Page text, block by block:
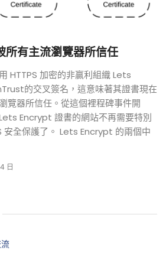
有主流瀏覽器所信任
HTTPS 加密的非贏利組織 Lets
的交叉簽名，這意味著其證書現在
覽器所信任。從這個裡程碑事件開
Encrypt 證書的網站不再需要特別
安全保護了。 Lets Encrypt 的兩個中
日